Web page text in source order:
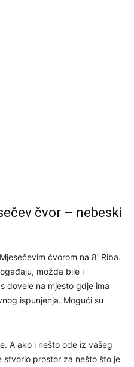
čvor – nebeski
čvorom na 8′ Riba.
možda bile i
dovele na mjesto gdje ima
ispunjenja. Mogući su
A ako i nešto ode iz vašeg
stvorio prostor za nešto što je